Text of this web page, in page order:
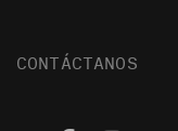
CONTÁCTANOS